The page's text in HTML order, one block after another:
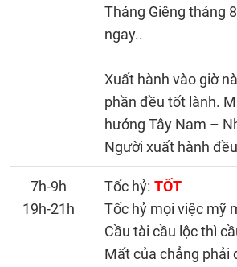
Tháng Giêng tháng
ngay..
Xuất hành vào giờ
phần đều tốt lành.
hướng Tây Nam –
Người xuất hành
7h-9h
19h-21h
Tốc hỷ: TỐT
Tốc hỷ mọi việc mỹ
Cầu tài cầu lộc thì
Mất của chẳng phải